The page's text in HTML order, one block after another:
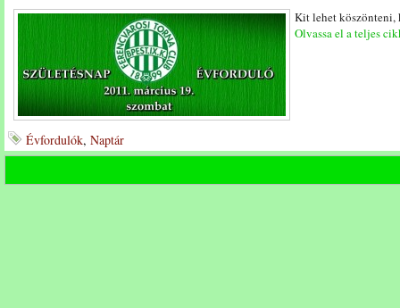
Kit lehet köszönteni,
Olvassa el a teljes
Évfordulók, Naptár